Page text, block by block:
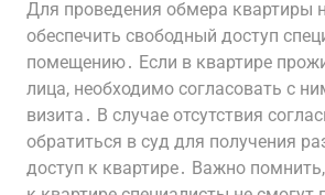
Для проведения обмера квартиры
обеспечить свободный доступ
помещению․ Если в квартире
лица, необходимо согласовать с
визита․ В случае отсутствия
обратиться в суд для получения
доступ к квартире․ Важно